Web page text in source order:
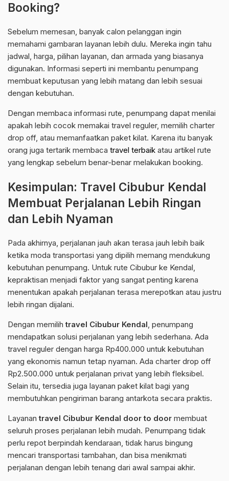
Booking?
Sebelum memesan, banyak calon pelanggan ingin
memahami gambaran layanan lebih dulu. Mereka ingin tahu
jadwal, harga, pilihan layanan, dan armada yang biasanya
digunakan. Informasi seperti ini membantu penumpang
membuat keputusan yang lebih matang dan lebih sesuai
dengan kebutuhan.
Dengan membaca informasi rute, penumpang dapat menilai
apakah lebih cocok memakai travel reguler, memilih charter
drop off, atau memanfaatkan paket kilat. Karena itu banyak
orang juga tertarik membaca travel terbaik atau artikel rute
yang lengkap sebelum benar-benar melakukan booking.
Kesimpulan: Travel Cibubur Kendal
Membuat Perjalanan Lebih Ringan
dan Lebih Nyaman
Pada akhirnya, perjalanan jauh akan terasa jauh lebih baik
ketika moda transportasi yang dipilih memang mendukung
kebutuhan penumpang. Untuk rute Cibubur ke Kendal,
kepraktisan menjadi faktor yang sangat penting karena
menentukan apakah perjalanan terasa merepotkan atau justru
lebih ringan dijalani.
Dengan memilihtravel Cibubur Kendal, penumpang
mendapatkan solusi perjalanan yang lebih sederhana. Ada
travel reguler dengan harga Rp400.000 untuk kebutuhan
yang ekonomis namun tetap nyaman. Ada charter drop off
Rp2.500.000 untuk perjalanan privat yang lebih fleksibel.
Selain itu, tersedia juga layanan paket kilat bagi yang
membutuhkan pengiriman barang antarkota secara praktis.
Layanantravel Cibubur Kendal door to door membuat
seluruh proses perjalanan lebih mudah. Penumpang tidak
perlu repot berpindah kendaraan, tidak harus bingung
mencari transportasi tambahan, dan bisa menikmati
perjalanan dengan lebih tenang dari awal sampai akhir.